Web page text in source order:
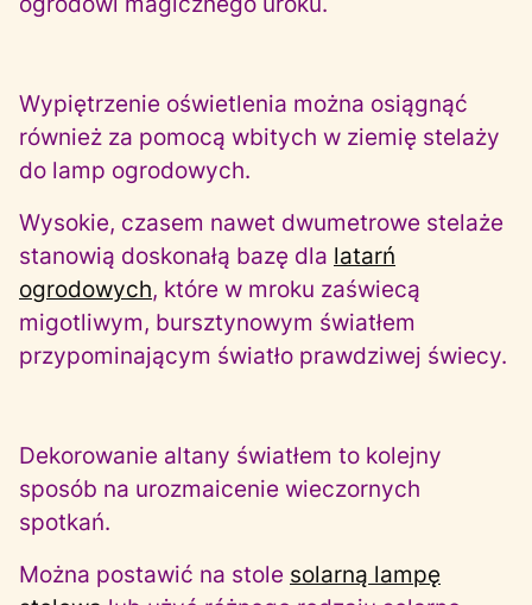
Wypiętrzenie oświetlenia można osiągnąć
również za pomocą wbitych w ziemię stelaży
do lamp ogrodowych.
Wysokie, czasem nawet dwumetrowe stelaże
stanowią doskonałą bazę dla latarń
ogrodowych, które w mroku zaświecą
migotliwym, bursztynowym światłem
przypominającym światło prawdziwej świecy.
Dekorowanie altany światłem to kolejny
sposób na urozmaicenie wieczornych
spotkań.
Można postawić na stole solarną lampę